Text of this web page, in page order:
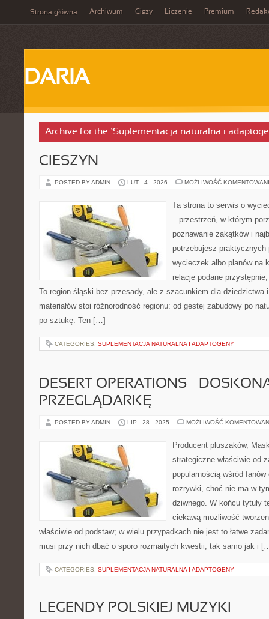
Strona główna Archiwum Ciszy Liczenie Premium
DARIA
Archive for the ‘Suplementacja naturalna i
CIESZYN
POSTED BY ADMIN LUT - 4 - 2026 MOŻLIWOŚĆ
Ta strona to serwis o
– przestrzeń, w którym
poznawanie zakątków i
potrzebujesz praktycznych
wycieczek albo planów na
relacje podane
To region śląski bez przesady, ale z szacunkiem dla dziedzictwa
materiałów stoi różnorodność regionu: od gęstej zabudowy po
po sztukę. Ten […]
CATEGORIES: SUPLEMENTACJA NATURALNA I ADAPTOGENY
DESERT OPERATIONS –
PRZEGLĄDARKĘ
POSTED BY ADMIN LIP - 28 - 2025 MOŻLIWOŚĆ
Producent pluszaków,
strategiczne właściwie od
popularnością wśród
rozrywki, choć nie ma w
dziwnego. W końcu tytuły
ciekawą możliwość
właściwie od podstaw; w wielu przypadkach nie jest to łatwe
musi przy nich dbać o sporo rozmaitych kwestii, tak samo jak i
CATEGORIES: SUPLEMENTACJA NATURALNA I ADAPTOGENY
LEGENDY POLSKIEJ MUZYKI